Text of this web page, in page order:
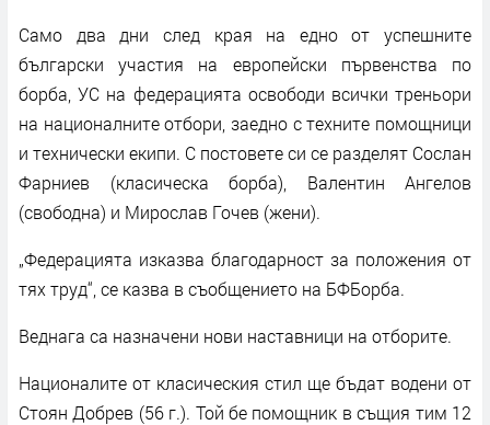
Само два дни след края на едно от успешните
български участия на европейски първенства по
борба, УС на федерацията освободи всички треньори
на националните отбори, заедно с техните помощници
и технически екипи. С постовете си се разделят Сослан
Фарниев (класическа борба), Валентин Ангелов
(свободна) и Мирослав Гочев (жени).
„Федерацията изказва благодарност за положения от
тях труд“, се казва в съобщението на БФБорба.
Веднага са назначени нови наставници на отборите.
Националите от класическия стил ще бъдат водени от
Стоян Добрев (56 г.). Той бе помощник в същия тим 12